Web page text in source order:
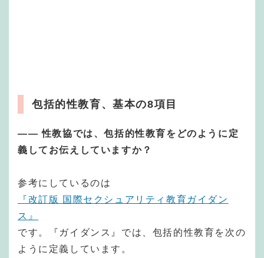
包括的性教育、基本の8項目
—— 性教協では、包括的性教育をどのように定
義してお伝えしていますか？
参考にしているのは
『改訂版 国際セクシュアリティ教育ガイダン
ス』
です。『ガイダンス』では、包括的性教育を次の
ように定義しています。